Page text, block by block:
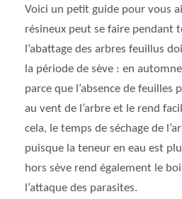
Voici un petit guide pour vous
résineux peut se faire pendant
l’abattage des arbres feuillus
la période de sève : en
parce que l’absence de feuilles
au vent de l’arbre et le rend
cela, le temps de séchage de
puisque la teneur en eau est
hors sève rend également le
l’attaque des parasites.